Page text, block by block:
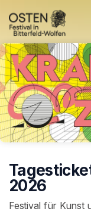
Skip header
2026
Festival für Kunst